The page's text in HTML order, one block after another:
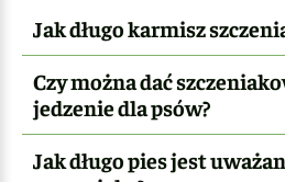
Jak długo karmisz
Czy można dać
jedzenie dla psów?
Jak długo pies jest